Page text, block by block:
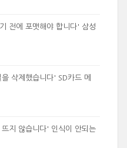
전에 포맷해야 합니다' 삼성
삭제했습니다' SD카드 메
지 않습니다' 인식이 안되는